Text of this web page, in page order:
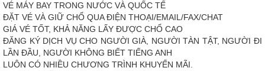
VÉ MÁY BAY TRONG NƯỚC VÀ QUỐC TẾ
ÐẶT VÉ VÀ GIỮ CHỔ QUA ÐIỆN THOẠI/EMAIL/FAX/CHAT
GIÁ VÉ TỐT, KHẢ NĂNG LẤY ÐƯỢC CHỔ CAO
ÐĂNG KÝ DỊCH VỤ CHO NGƯỜI GIÀ, NGƯỜI TÀN TẬT, NGƯỜI ÐI
LẦN ÐẦU, NGƯỜI KHÔNG BIẾT TIẾNG ANH
LUÔN CÓ NHIỀU CHƯƠNG TRÌNH KHUYẾN MÃI.